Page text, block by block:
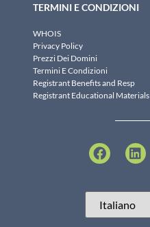
TERMINI E CONDIZIONI
WHOIS
Privacy Policy
Prezzi Dei Domini
Termini E Condizioni
Registrant Benefits and Resp
Registrant Educational Materials